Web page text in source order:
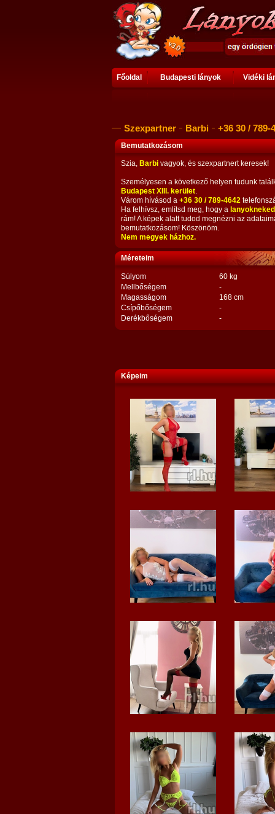
Főoldal Budapesti lányok Vidéki
Szexpartner Barbi +36 30 / 789-
Bemutatkozásom
Szia, Barbi vagyok, és szexpartnert keresek!
Személyesen a következő helyen tudunk
Budapest XIII. kerület.
Várom hívásod a +36 30 / 789-4642
Ha felhívsz, említsd meg, hogy a
rám! A képek alatt tudod megnézni az
bemutatkozásom! Köszönöm.
Nem megyek házhoz.
Méreteim
Súlyom
60 kg
Mellbőségem
-
Magasságom
168 cm
Csípőbőségem
-
Derékbőségem
-
Képeim